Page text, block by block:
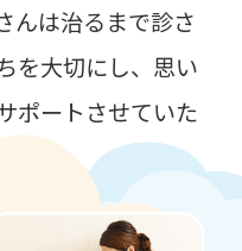
んは治るまで診さ
を大切にし、思い
ポートさせていた